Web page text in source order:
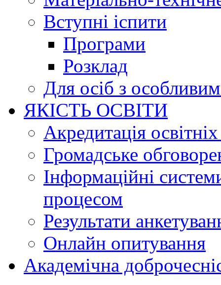
Вступні іспити
Програми
Розклад
Для осіб з
ЯКІСТЬ ОСВІТИ
Акредитація
Громадське
Інформаційні
процесом
Результати
Онлайн опитування
Академічна